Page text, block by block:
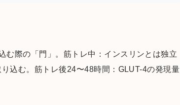
む際の「門」。筋トレ中：インスリンとは独立
込む。筋トレ後24〜48時間：GLUT-4の発現量